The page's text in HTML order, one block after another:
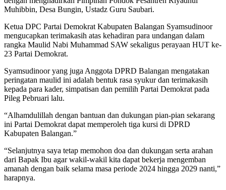
Muhibbin, Desa Bungin, Ustadz Guru Saubari.
Ketua DPC Partai Demokrat Kabupaten Balangan Syamsudinoor
mengucapkan terimakasih atas kehadiran para undangan dalam
rangka Maulid Nabi Muhammad SAW sekaligus perayaan HUT ke-
23 Partai Demokrat.
Syamsudinoor yang juga Anggota DPRD Balangan mengatakan
peringatan maulid ini adalah bentuk rasa syukur dan terimakasih
kepada para kader, simpatisan dan pemilih Partai Demokrat pada
Pileg Pebruari lalu.
“Alhamdulillah dengan bantuan dan dukungan pian-pian sekarang
ini Partai Demokrat dapat memperoleh tiga kursi di DPRD
Kabupaten Balangan.”
“Selanjutnya saya tetap memohon doa dan dukungan serta arahan
dari Bapak Ibu agar wakil-wakil kita dapat bekerja mengemban
amanah dengan baik selama masa periode 2024 hingga 2029 nanti,”
harapnya.